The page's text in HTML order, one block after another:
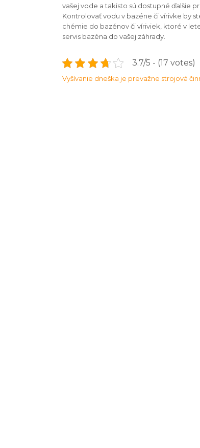
vašej vode a takisto sú dostupné ďalšie
Kontrolovať vodu v bazéne či vírivke by
chémie do bazénov či víriviek, ktoré v
servis bazéna do vašej záhrady.
3.7/5 - (17 votes)
Navigace
Vyšívanie dneška je prevažne strojová